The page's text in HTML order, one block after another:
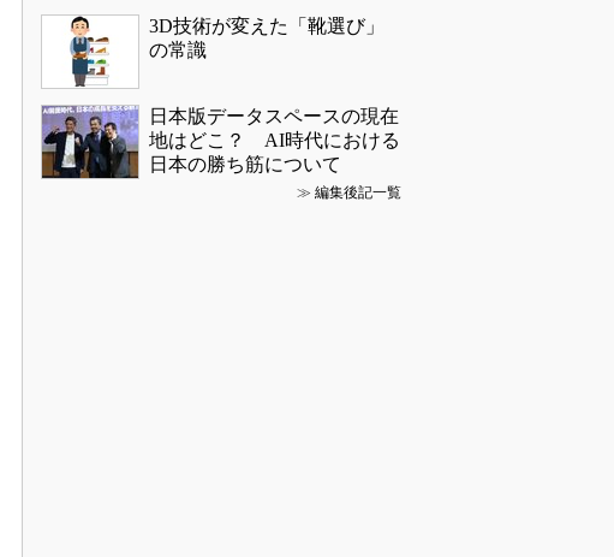
3D技術が変えた「靴選び」
の常識
日本版データスペースの現在
地はどこ？ AI時代における
日本の勝ち筋について
≫ 編集後記一覧